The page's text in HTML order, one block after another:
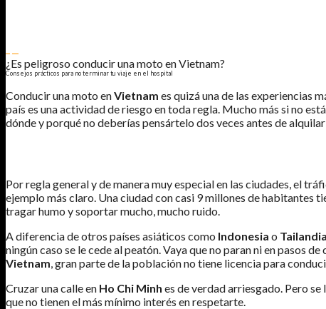
¿Es peligroso conducir una moto en Vietnam?
Consejos prácticos para no terminar tu viaje en el hospital
Conducir una moto enVietnam es quizá una de las experiencias
país es una actividad de riesgo en toda regla. Mucho más si no
dónde y porqué no deberías pensártelo dos veces antes de
Por regla general y de manera muy especial en las ciudades, el
ejemplo más claro. Una ciudad con casi 9 millones de
tragar humo y soportar mucho, mucho ruido.
A diferencia de otros países asiáticos como Indonesia o Tailandia
ningún caso se le cede al peatón. Vaya que no paran ni en pasos
Vietnam , gran parte de la población no tiene licencia para
Cruzar una calle en Ho Chi Minh es de verdad arriesgado. Pero
que no tienen el más mínimo interés en respetarte.